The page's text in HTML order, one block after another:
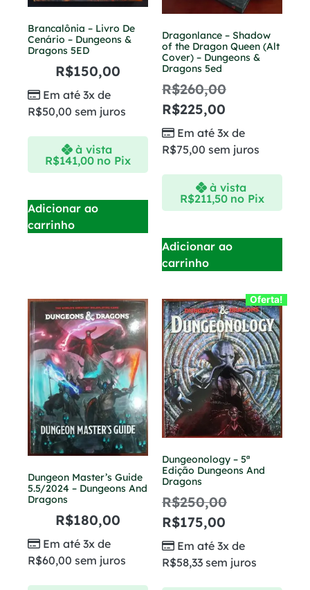
Brancalônia – Livro De
Cenário – Dungeons &
Dragons 5ED
R$150,00
Em até 3x de
R$50,00 sem juros
à vista
R$141,00 no Pix
Adicionar ao
carrinho
Dragonlance – Shadow
of the Dragon Queen (Alt
Cover) – Dungeons &
Dragons 5ed
R$260,00
R$225,00
Em até 3x de
R$75,00 sem juros
à vista
R$211,50 no Pix
Adicionar ao
carrinho
Dungeon Master’s Guide
5.5/2024 – Dungeons And
Dragons
R$180,00
Em até 3x de
R$60,00 sem juros
Oferta!
Dungeonology – 5ª
Edição Dungeons And
Dragons
R$250,00
R$175,00
Em até 3x de
R$58,33 sem juros